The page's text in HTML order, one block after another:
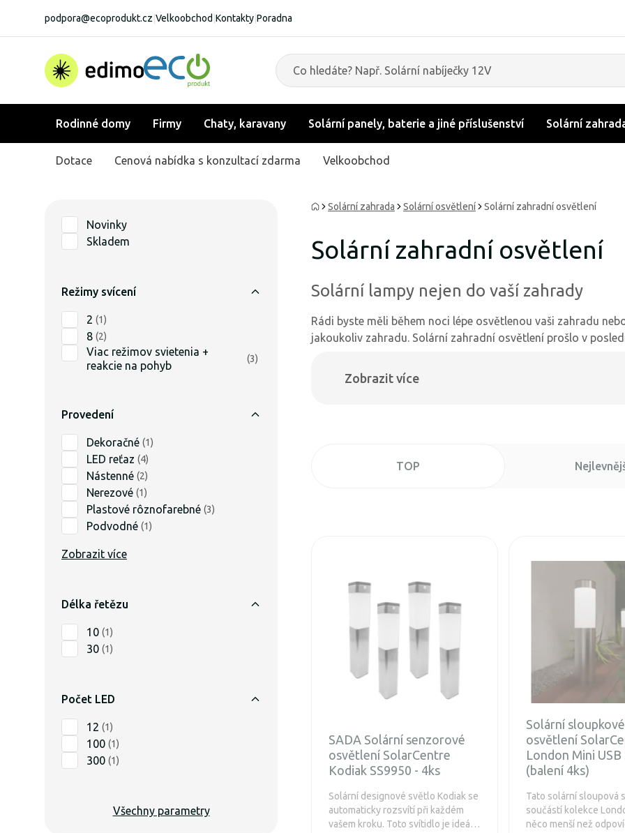
podpora@ecoprodukt.cz Velkoobchod Kontakty Poradna
Rodinné domy Firmy Chaty, karavany Solární panely, baterie a jiné příslušenství Solární
Dotace Cenová nabídka s konzultací zdarma Velkoobchod
Novinky
Skladem
Režimy svícení
2 (1)
8 (2)
Viac režimov svietenia +
reakcie na pohyb
(3)
Provedení
Dekoračné (1)
LED reťaz (4)
Nástenné (2)
Nerezové (1)
Plastové rôznofarebné (3)
Podvodné (1)
Zobrazit více
Délka řetězu
10 (1)
30 (1)
Počet LED
12 (1)
100 (1)
300 (1)
Všechny parametry
Solární zahrada Solární osvětlení Solární zahradní osvětlení
Solární zahradní osvětlení
Solární lampy nejen do vaší zahrady
Rádi byste měli během noci lépe osvětlenou vaši zahradu
jakoukoliv zahradu. Solární zahradní osvětlení prošlo v
Zobrazit více
TOP
SADA Solární senzorové
osvětlení SolarCentre
Kodiak SS9950 - 4ks
Solární designové světlo Kodiak se
automaticky rozsvítí při každém
vašem kroku. Toto svítidlo je ideální
Solární sloupkové
osvětlení
London Mini USB
(balení 4ks)
Tato solární sloupová
součástí kolekce
něco menší než